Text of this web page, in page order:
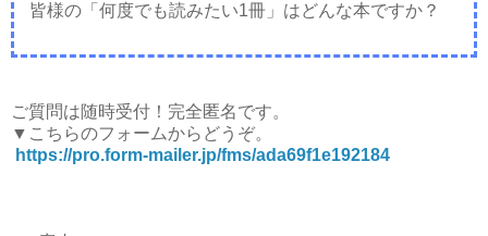
皆様の「何度でも読みたい1冊」はどんな本ですか？
ご質問は随時受付！完全匿名です。
▼こちらのフォームからどうぞ。
https://pro.form-mailer.jp/fms/ada69f1e192184